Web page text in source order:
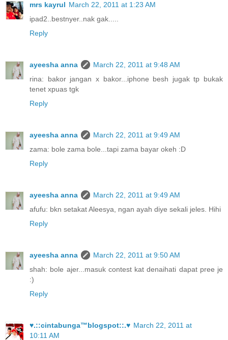
mrs kayrul March 22, 2011 at 1:23 AM
ipad2..bestnyer..nak gak.....
Reply
ayeesha anna
March 22, 2011 at 9:48 AM
rina: bakor jangan x bakor...iphone besh jugak tp bukak
tenet xpuas tgk
Reply
ayeesha anna
March 22, 2011 at 9:49 AM
zama: bole zama bole...tapi zama bayar okeh :D
Reply
ayeesha anna
March 22, 2011 at 9:49 AM
afufu: bkn setakat Aleesya, ngan ayah diye sekali jeles. Hihi
Reply
ayeesha anna
March 22, 2011 at 9:50 AM
shah: bole ajer...masuk contest kat denaihati dapat pree je
:)
Reply
♥.::cintabunga™blogspot::.♥ March 22, 2011 at
10:11 AM